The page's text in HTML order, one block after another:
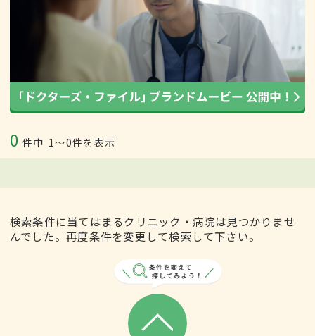
0 件中 1〜0件を表示
検索条件に当てはまるクリニック・病院は見つかりませ
んでした。再度条件を変更して検索して下さい。